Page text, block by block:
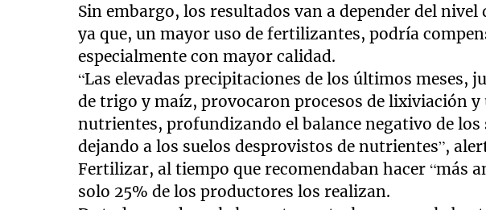
Sin embargo, los resultados van a depender del nivel
ya que, un mayor uso de fertilizantes, podría
especialmente con mayor calidad.
“Las elevadas precipitaciones de los últimos meses,
de trigo y maíz, provocaron procesos de lixiviación
nutrientes, profundizando el balance negativo de
dejando a los suelos desprovistos de nutrientes”,
Fertilizar, al tiempo que recomendaban hacer “más
solo 25% de los productores los realizan.